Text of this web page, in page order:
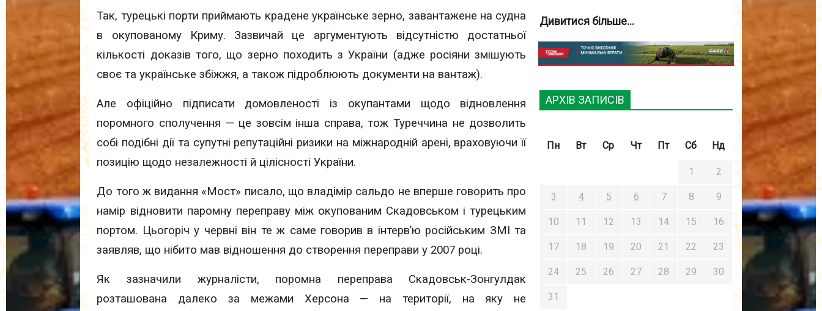
Дивитися більше...
АРХІВ ЗАПИСІВ
Пн Вт Ср Чт Пт Сб Нд
1 2
3 4 5 6 7 8 9
10 11 12 13 14 15 16
17 18 19 20 21 22 23
24 25 26 27 28 29 30
31
Так, турецькі порти приймають крадене українське зерно, завантажене на судна
в окупованому Криму. Зазвичай це аргументують відсутністю достатньої
кількості доказів того, що зерно походить з України (адже росіяни змішують
своє та українське збіжжя, а також підроблюють документи на вантаж).
Але офіційно підписати домовленості із окупантами щодо відновлення
поромного сполучення — це зовсім інша справа, тож Туреччина не дозволить
собі подібні дії та супутні репутаційні ризики на міжнародній арені, враховуючи її
позицію щодо незалежності й цілісності України.
До того ж видання «Мост» писало, що владімір сальдо не вперше говорить про
намір відновити паромну переправу між окупованим Скадовськом і турецьким
портом. Цьогоріч у червні він те ж саме говорив в інтерв’ю російським ЗМІ та
заявляв, що нібито мав відношення до створення переправи у 2007 році.
Як зазначили журналісти, поромна переправа Скадовськ-Зонгулдак
розташована далеко за межами Херсона — на території, на яку не